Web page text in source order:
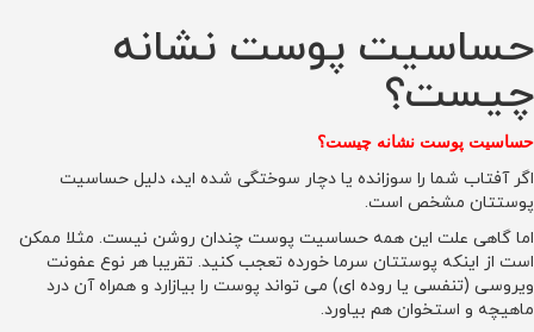
حساسیت پوست نشانه
چیست؟
حساسیت پوست نشانه چیست؟
اگر آفتاب شما را سوزانده یا دچار سوختگی شده اید، دلیل حساسیت
پوستتان مشخص است.
اما گاهی علت این همه حساسیت پوست چندان روشن نیست. مثلا ممکن
است از اینکه پوستتان سرما خورده تعجب کنید. تقریبا هر نوع عفونت
ویروسی (تنفسی یا روده ای) می تواند پوست را بیازارد و همراه آن درد
ماهیچه و استخوان هم بیاورد.